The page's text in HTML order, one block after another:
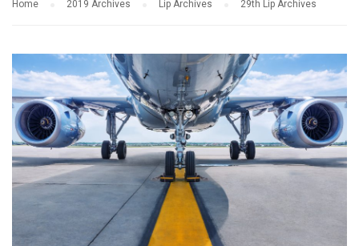
Home 2019 Archives Lip Archives 29th Lip Archives